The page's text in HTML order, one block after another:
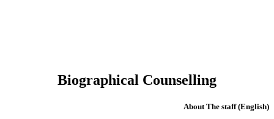
Biographical Counselling
(English) About The staff